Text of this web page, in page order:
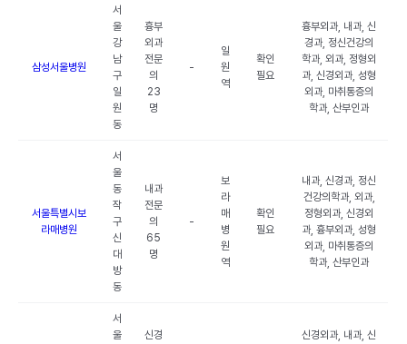
삼성서울병원
서
울
강
남
구
일
원
동
흉부
외과
전문
의
23
명
-
일
원
역
확인
필요
흉부외과, 내과, 신
경과, 정신건강의
학과, 외과, 정형외
과, 신경외과, 성형
외과, 마취통증의
학과, 산부인과
서울특별시보
라매병원
서
울
동
작
구
신
대
방
동
내과
전문
의
65
명
-
보
라
매
병
원
역
확인
필요
내과, 신경과, 정신
건강의학과, 외과,
정형외과, 신경외
과, 흉부외과, 성형
외과, 마취통증의
학과, 산부인과
서
울
신경
신경외과, 내과, 신